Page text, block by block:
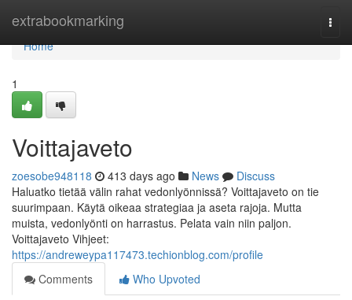
extrabookmarking
Home
Home
1
Voittajaveto
zoesobe948118 413 days ago News
Discuss
Haluatko tietää välin rahat vedonlyönnissä? Voittajaveto on tie
suurimpaan. Käytä oikeaa strategiaa ja aseta rajoja. Mutta
muista, vedonlyönti on harrastus. Pelata vain niin paljon.
Voittajaveto Vihjeet:
https://andreweypa117473.techionblog.com/profile
Comments
Who Upvoted